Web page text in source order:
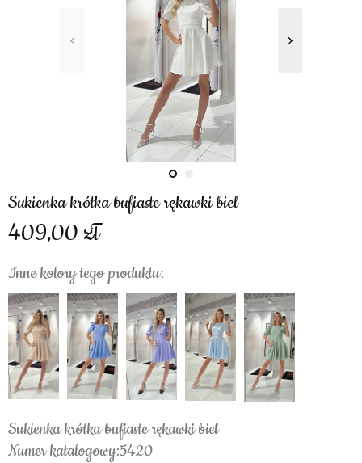
Sukienka krótka bufiaste rękawki biel
409,00
Inne kolory tego produktu:
Sukienka krótka bufiaste rękawki biel
Numer katalogowy:5420